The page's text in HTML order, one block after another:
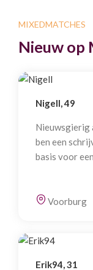
MIXEDMATCHES
Nieuw op
Nigell, 49
Nieuwsgierig
ben een
basis voor
Voorburg
Erik94, 31